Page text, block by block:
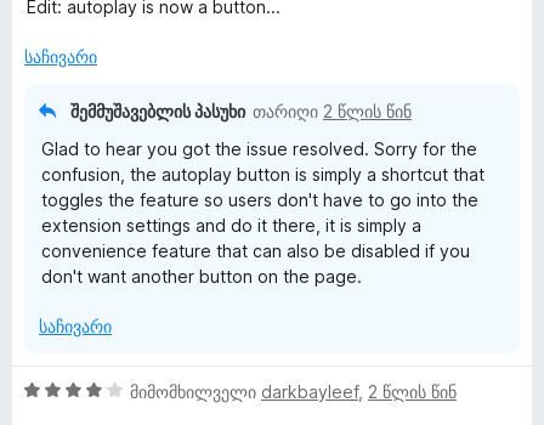
ს
ბ
Edit: autoplay is now a button...
საჩივარი
შემმუშავებლის პასუხი თარიღი 2 წლის წინ
Glad to hear you got the issue resolved. Sorry for the
confusion, the autoplay button is simply a shortcut that
toggles the feature so users don't have to go into the
extension settings and do it there, it is simply a
convenience feature that can also be disabled if you
don't want another button on the page.
საჩივარი
4
მიმომხილველი darkbayleef, 2 წლის წინ